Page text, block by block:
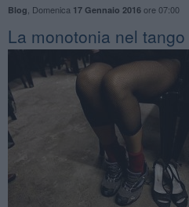
Blog Domenica 17 Gennaio 2016ore 07:00
La monotonia nel